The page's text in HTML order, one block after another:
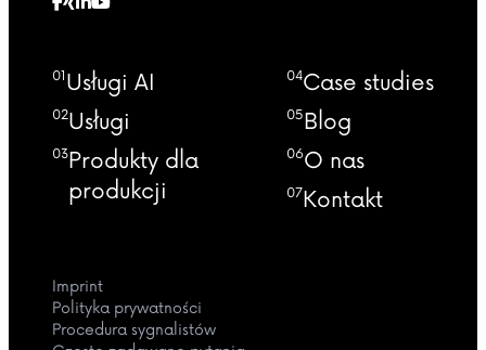
01 Usługi AI
02Usługi
03 Produkty dla
produkcji
04Case studies
05 Blog
06O nas
07 Kontakt
Imprint
Polityka prywatności
Procedura sygnalistów